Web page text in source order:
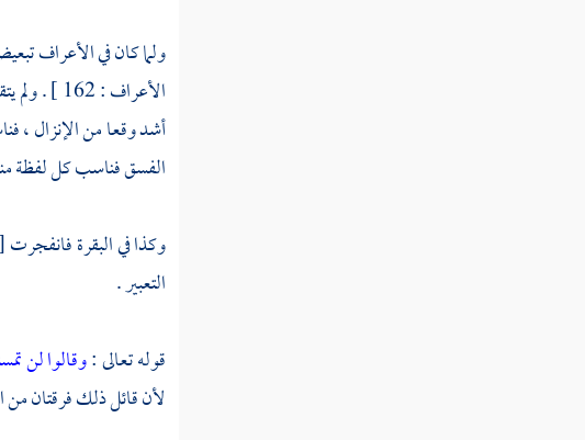
ولما كان في الأعراف
الأعراف
الفسق فناسب كل لفظة
التعبير .
قوله تعالى :وقالوا لن
لأن قائل ذلك فرقتان من